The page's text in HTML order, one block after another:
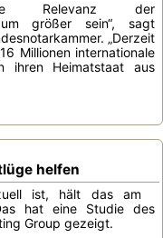
Relevanz der
größer sein“, sagt
„Derzeit
Millionen internationale
ihren Heimatstaat aus
helfen
ist, hält das am
hat eine Studie des
Group gezeigt.